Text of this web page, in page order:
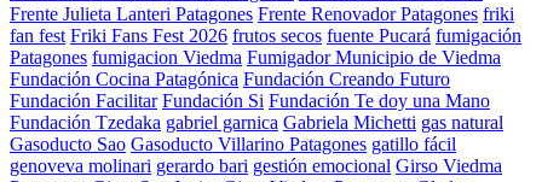
Frente Julieta Lanteri Patagones Frente Renovador Patagones friki
fan fest Friki Fans Fest 2026 frutos secos fuente Pucará fumigación
Patagones fumigacion Viedma Fumigador Municipio de Viedma
Fundación Cocina Patagónica Fundación Creando Futuro
Fundación Facilitar Fundación Si Fundación Te doy una Mano
Fundación Tzedaka gabriel garnica Gabriela Michetti gas natural
Gasoducto Sao Gasoducto Villarino Patagones gatillo fácil
genoveva molinari gerardo bari gestión emocional Girso Viedma